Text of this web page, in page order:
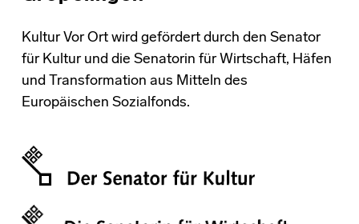
Kultur Vor Ort wird gefördert durch den Senator
für Kultur und die Senatorin für Wirtschaft, Häfen
und Transformation aus Mitteln des
Europäischen Sozialfonds.